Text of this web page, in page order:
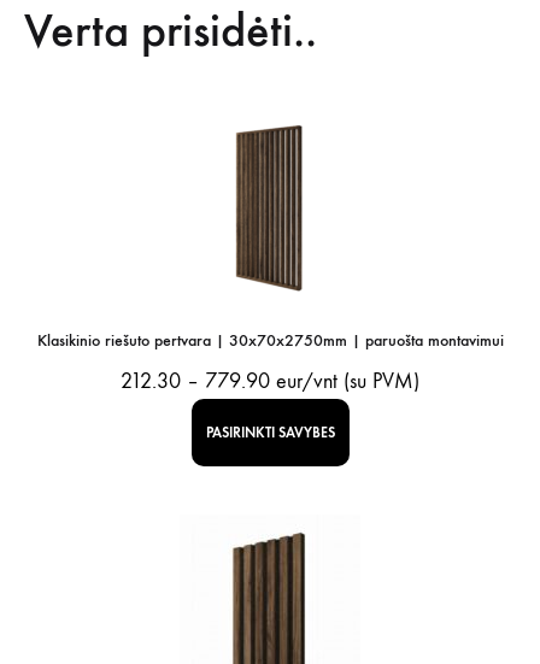
Verta prisidėti..
Klasikinio riešuto pertvara | 30x70x2750mm | paruošta montavimui
212.30 – 779.90Price
eur/vnt (su PVM)
PASIRINKTI SAVYBES